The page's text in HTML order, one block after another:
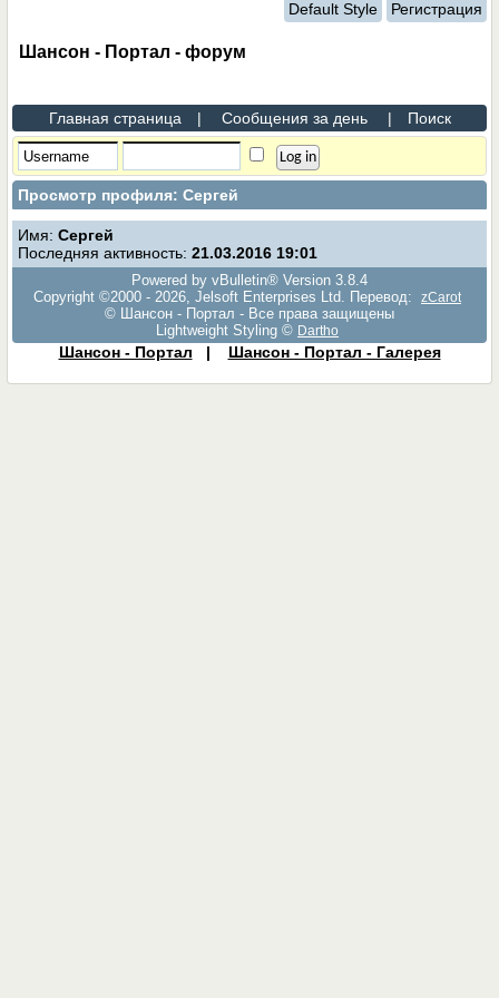
Default Style Регистрация
Шансон - Портал - форум
Главная страница | Сообщения за день | Поиск
Просмотр профиля: Сергей
Имя:Сергей
Последняя активность: 21.03.2016 19:01
Powered by vBulletin® Version 3.8.4
Copyright ©2000 - 2026, Jelsoft Enterprises Ltd. Перевод:
zCarot
© Шансон - Портал - Все права защищены
Lightweight Styling © Dartho
Шансон - Портал | Шансон - Портал - Галерея